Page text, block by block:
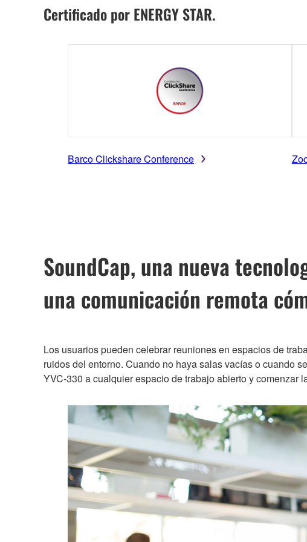
Certificado por ENERGY STAR.
Barco Clickshare Conference
SoundCap, una nueva
una comunicación remota
Los usuarios pueden celebrar reuniones en espacios de
ruidos del entorno. Cuando no haya salas vacías o cuando
YVC-330 a cualquier espacio de trabajo abierto y comenzar